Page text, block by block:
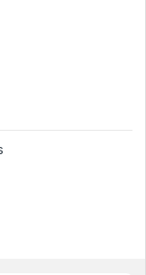
may be chosen